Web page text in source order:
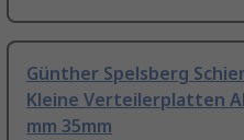
Günther Spelsberg
Kleine Verteilerplatten
mm 35mm